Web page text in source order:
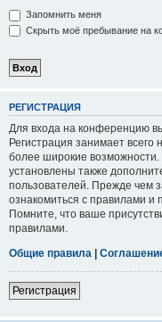
Запомнить меня
Скрыть моё пребывание на
РЕГИСТРАЦИЯ
Для входа на конференцию
Регистрация занимает всего
более широкие
установлены также
пользователей. Прежде чем
ознакомиться с правилами и
Помните, что ваше
правилами.
Общие правила |
Регистрация